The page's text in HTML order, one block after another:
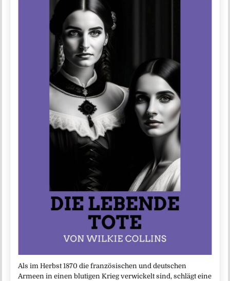
Als im Herbst 1870 die französischen und deutschen
Armeen in einen blutigen Krieg verwickelt sind, schlägt eine